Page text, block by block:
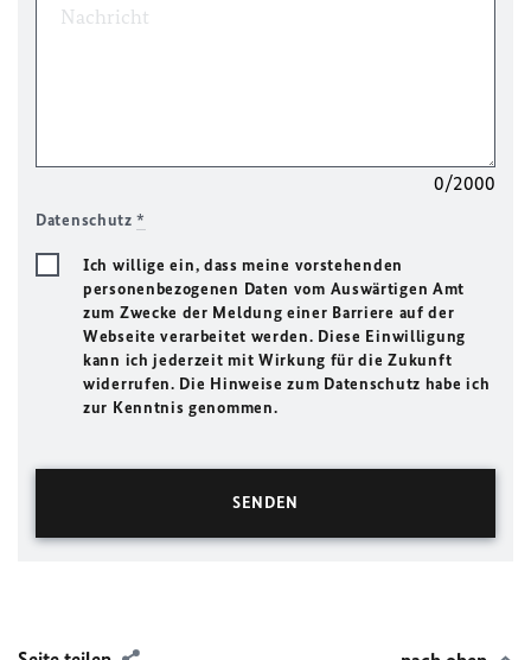
0/2000
Datenschutz*
Ich willige ein, dass meine vorstehenden
personenbezogenen Daten vom Auswärtigen Amt
zum Zwecke der Meldung einer Barriere auf der
Webseite verarbeitet werden. Diese Einwilligung
kann ich jederzeit mit Wirkung für die Zukunft
widerrufen. Die Hinweise zum Datenschutz habe ich
zur Kenntnis genommen.